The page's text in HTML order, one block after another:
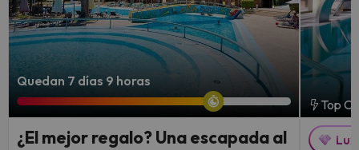
Quedan 7 días 9 horas
¿El mejor regalo? Una escapada al
Top